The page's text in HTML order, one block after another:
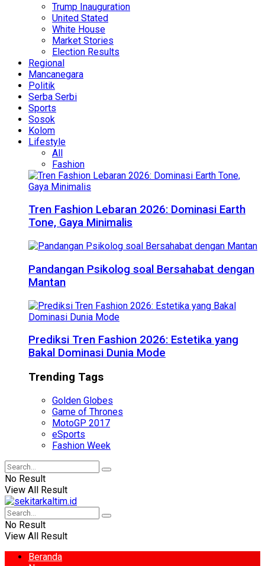
Trump Inauguration
United Stated
White House
Market Stories
Election Results
Regional
Mancanegara
Politik
Serba Serbi
Sports
Sosok
Kolom
Lifestyle
All
Fashion
Tren Fashion Lebaran 2026: Dominasi Earth
Tone, Gaya Minimalis
Pandangan Psikolog soal Bersahabat dengan
Mantan
Prediksi Tren Fashion 2026: Estetika yang
Bakal Dominasi Dunia Mode
Trending Tags
Golden Globes
Game of Thrones
MotoGP 2017
eSports
Fashion Week
No Result
View All Result
No Result
View All Result
Beranda